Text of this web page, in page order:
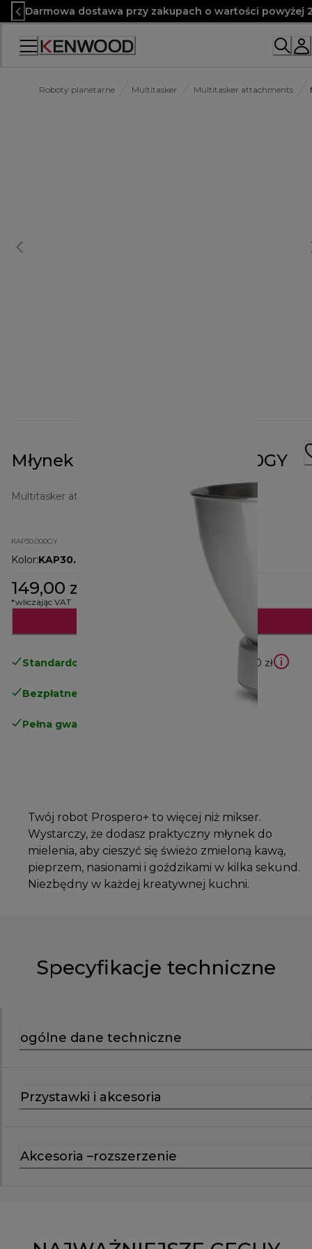
Skip
to
Content
Darmowa dostawa przy zakupach o wartości powyżej
Roboty planetarne Multitasker Multitasker attachments
Młynek Prospero+ KAP30.000GY
Multitasker attachments
KAP30.000GY
Kolor:KAP30.000GY
149,00 zł
*wliczając VAT
Standardowa bezpłatna dostawa powyżej 210 zł
Bezpłatne zwroty
Pełna gwarancja producenta
Twój robot Prospero+ to więcej niż mikser.
Wystarczy, że dodasz praktyczny młynek do
mielenia, aby cieszyć się świeżo zmieloną kawą,
pieprzem, nasionami i goździkami w kilka sekund.
Niezbędny w każdej kreatywnej kuchni.
Specyfikacje techniczne
ogólne dane techniczne
Przystawki i akcesoria
Akcesoria –rozszerzenie